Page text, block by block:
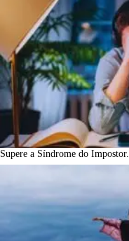
Supere a Síndrome do Impostor.